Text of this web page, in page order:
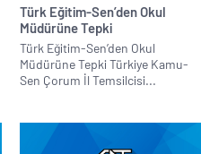
Türk Eğitim-Sen’den Okul
Müdürüne Tepki
Türk Eğitim-Sen’den Okul
Müdürüne Tepki Türkiye Kamu-
Sen Çorum İl Temsilcisi...